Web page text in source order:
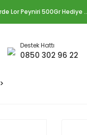
Lor Peyniri 500Gr Hediye ..
Destek Hattı
0850 302 96 22